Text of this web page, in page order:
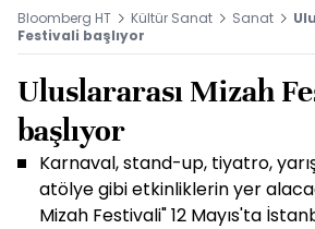
Bloomberg HT Kültür Sanat Sanat
Festivali başlıyor
Uluslararası Mizah
başlıyor
Karnaval, stand-up, tiyatro,
atölye gibi etkinliklerin yer
Mizah Festivali" 12 Mayıs'ta